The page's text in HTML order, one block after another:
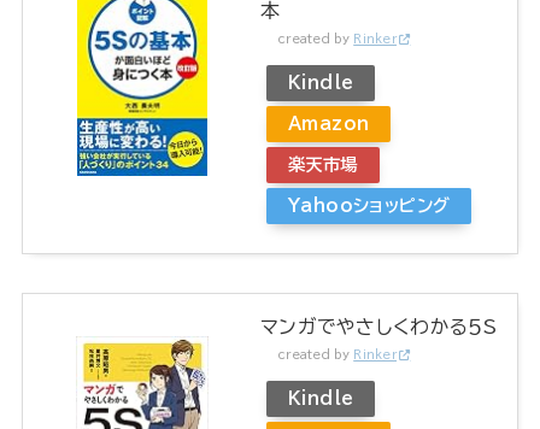
本
created by Rinker
Kindle
Amazon
楽天市場
Yahooショッピング
マンガでやさしくわかる５S
created by Rinker
Kindle